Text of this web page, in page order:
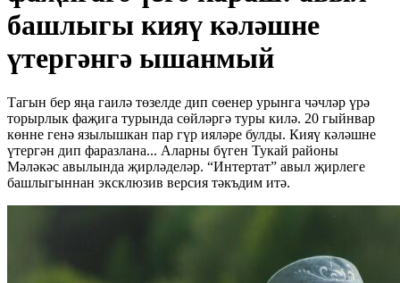
башлыгы кияү кәләшне
үтергәнгә ышанмый
Тагын бер яңа гаилә төзелде дип сөенер урынга чәчләр үрә
торырлык фаҗига турында сөйләргә туры килә. 20 гыйнвар
көнне генә язылышкан пар гүр ияләре булды. Кияү кәләшне
үтергән дип фаразлана... Аларны бүген Тукай районы
Мәләкәс авылында җирләделәр. “Интертат” авыл җирлеге
башлыгыннан эксклюзив версия тәкъдим итә.